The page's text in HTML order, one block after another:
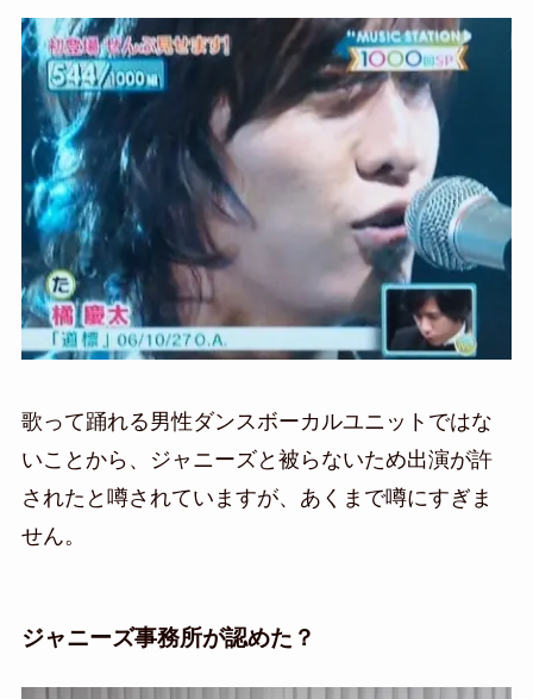
歌って踊れる男性ダンスボーカルユニットではな
いことから、ジャニーズと被らないため出演が許
されたと噂されていますが、あくまで噂にすぎま
せん。
ジャニーズ事務所が認めた？